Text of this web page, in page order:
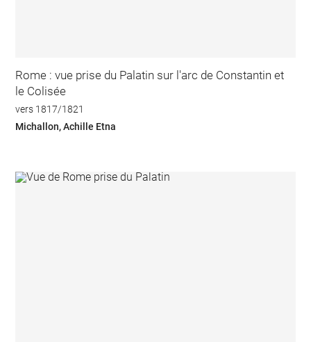
Rome : vue prise du Palatin sur l'arc de Constantin et
le Colisée
vers 1817/1821
Michallon, Achille Etna